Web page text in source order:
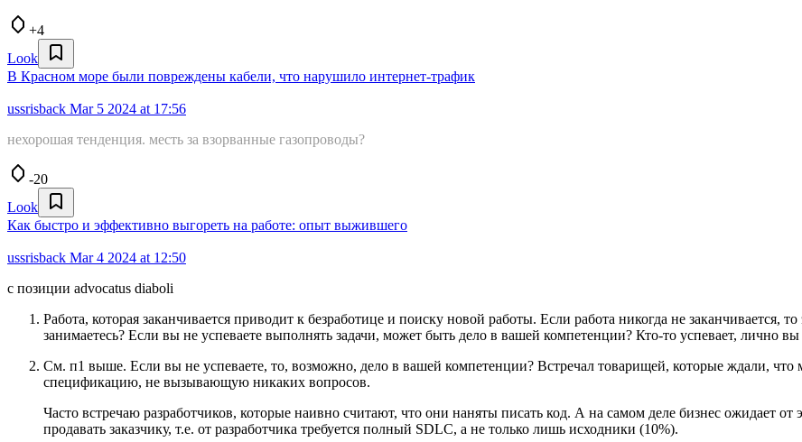
+4
Look
В Красном море были повреждены кабели, что нарушило интернет-трафик
ussrisback Mar 5 2024 at 17:56
нехорошая тенденция. месть за взорванные газопроводы?
-20
Look
Как быстро и эффективно выгореть на работе: опыт выжившего
ussrisback Mar 4 2024 at 12:50
с позиции advocatus diaboli
Работа, которая заканчивается приводит к безработице и поиску новой работы. Если работа никогда не заканчивается,
занимаетесь? Если вы не успеваете выполнять задачи, может быть дело в вашей компетенции? Кто-то успевает, лично вы
См. п1 выше. Если вы не успеваете, то, возможно, дело в вашей компетенции? Встречал товарищей, которые ждали,
спецификацию, не вызывающую никаких вопросов.
Часто встречаю разработчиков, которые наивно считают, что они наняты писать код. А на самом деле бизнес ожидает
продавать заказчику, т.е. от разработчика требуется полный SDLC, а не только лишь исходники (10%).